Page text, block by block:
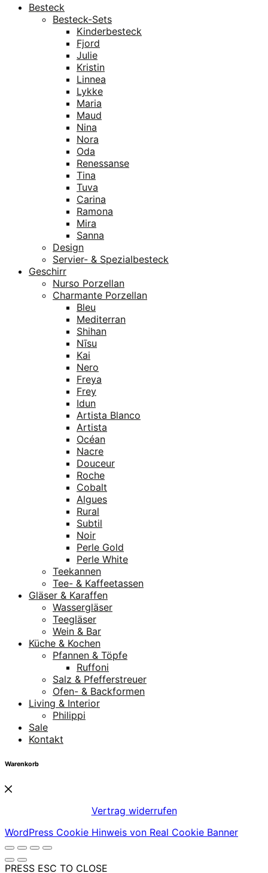
Besteck
Besteck-Sets
Kinderbesteck
Fjord
Julie
Kristin
Linnea
Lykke
Maria
Maud
Nina
Nora
Oda
Renessanse
Tina
Tuva
Carina
Ramona
Mira
Sanna
Design
Servier- & Spezialbesteck
Geschirr
Nurso Porzellan
Charmante Porzellan
Bleu
Mediterran
Shihan
Nīsu
Kai
Nero
Freya
Frey
Idun
Artista Blanco
Artista
Océan
Nacre
Douceur
Roche
Cobalt
Algues
Rural
Subtil
Noir
Perle Gold
Perle White
Teekannen
Tee- & Kaffeetassen
Gläser & Karaffen
Wassergläser
Teegläser
Wein & Bar
Küche & Kochen
Pfannen & Töpfe
Ruffoni
Salz & Pfefferstreuer
Ofen- & Backformen
Living & Interior
Philippi
Sale
Kontakt
Warenkorb
Vertrag widerrufen
WordPress Cookie Hinweis von Real Cookie Banner
PRESS ESC TO CLOSE